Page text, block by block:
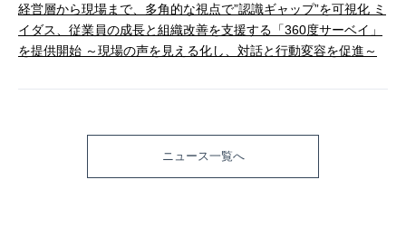
経営層から現場まで、多角的な視点で”認識ギャップ”を可視化 ミ
イダス、従業員の成長と組織改善を支援する「360度サーベイ」
を提供開始 ～現場の声を見える化し、対話と行動変容を促進～
ニュース一覧へ